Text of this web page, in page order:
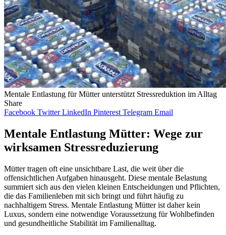
Mentale Entlastung für Mütter unterstützt Stressreduktion im Alltag
Share
Facebook Twitter LinkedIn Pinterest Telegram Email
Mentale Entlastung Mütter: Wege zur
wirksamen Stressreduzierung
Mütter tragen oft eine unsichtbare Last, die weit über die
offensichtlichen Aufgaben hinausgeht. Diese mentale Belastung
summiert sich aus den vielen kleinen Entscheidungen und Pflichten,
die das Familienleben mit sich bringt und führt häufig zu
nachhaltigem Stress. Mentale Entlastung Mütter ist daher kein
Luxus, sondern eine notwendige Voraussetzung für Wohlbefinden
und gesundheitliche Stabilität im Familienalltag.